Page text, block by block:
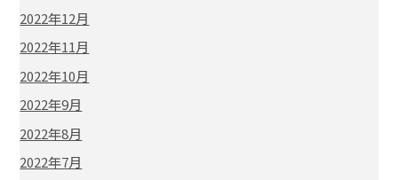
2022年12月
2022年11月
2022年10月
2022年9月
2022年8月
2022年7月